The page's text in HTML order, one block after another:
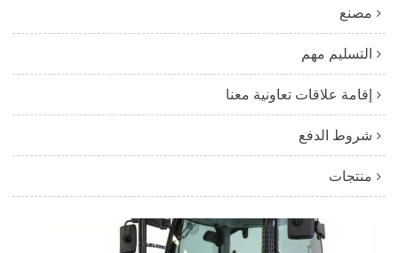
مصنع
التسليم مهم
إقامة علاقات تعاونية معنا
شروط الدفع
منتجات